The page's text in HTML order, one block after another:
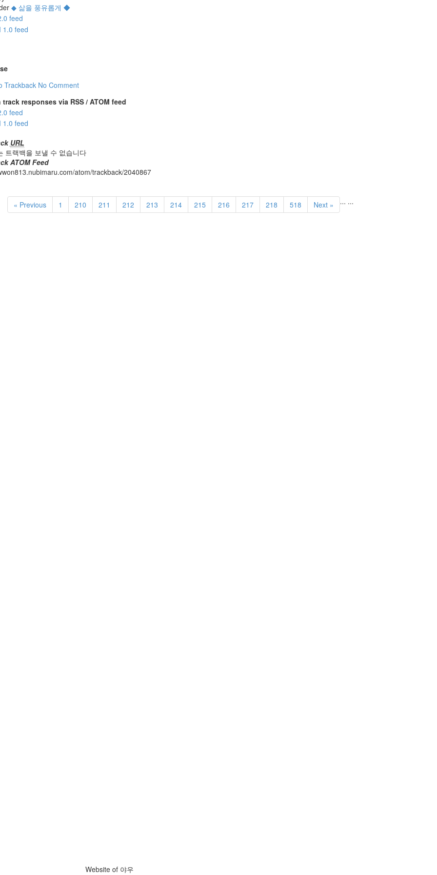
◆ 삶을 풍유롭게 ◆
Trackback No Comment
track responses via RSS / ATOM feed
URL
트랙백을 보낼 수 없습니다
ATOM Feed
atom/trackback/2040867
« Previous 1 ...
210 211 212 213 214 215 216 217 218 ...
518 Next »
Website of 야우